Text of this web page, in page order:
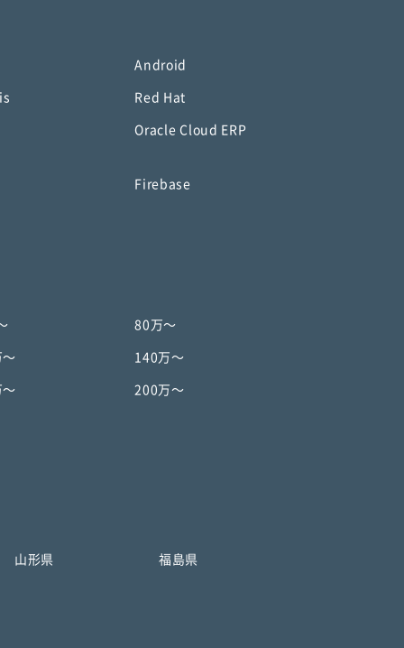
Android
Red Hat
Oracle Cloud ERP
Firebase
80万〜
〜 140万〜
〜 200万〜
山形県 福島県